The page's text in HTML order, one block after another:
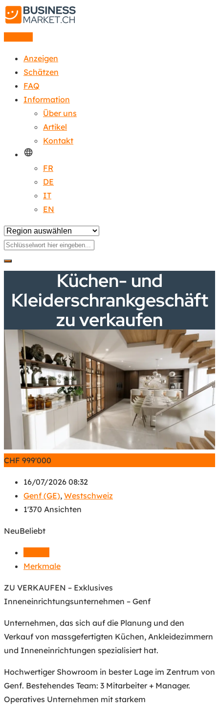
Anzeigen
Schätzen
FAQ
Information
Über uns
Artikel
Kontakt
FR
DE
IT
EN
Küchen- und
Kleiderschrankgeschäft
zu verkaufen
CHF 999'000
16/07/2026 08:32
Genf (GE), Westschweiz
1'370 Ansichten
NeuBeliebt
Merkmale
ZU VERKAUFEN – Exklusives
Inneneinrichtungsunternehmen – Genf
Unternehmen, das sich auf die Planung und den
Verkauf von massgefertigten Küchen, Ankleidezimmern
und Inneneinrichtungen spezialisiert hat.
Hochwertiger Showroom in bester Lage im Zentrum von
Genf. Bestehendes Team: 3 Mitarbeiter + Manager.
Operatives Unternehmen mit starkem